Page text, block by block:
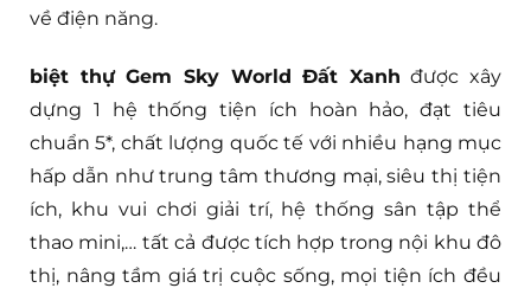
về điện năng.
biệt thự Gem Sky World Đất Xanh được xây
dựng 1 hệ thống tiện ích hoàn hảo, đạt tiêu
chuẩn 5*, chất lượng quốc tế với nhiều hạng mục
hấp dẫn như trung tâm thương mại, siêu thị tiện
ích, khu vui chơi giải trí, hệ thống sân tập thể
thao mini,… tất cả được tích hợp trong nội khu đô
thị, nâng tầm giá trị cuộc sống, mọi tiện ích đều